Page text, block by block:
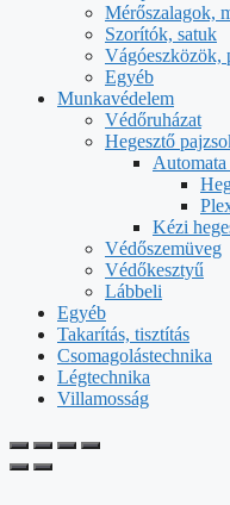
Mérőszalagok,
Szorítók, satuk
Vágóeszközök,
Egyéb
Munkavédelem
Védőruházat
Hegesztő
Automata
Kézi
Védőszemüveg
Védőkesztyű
Lábbeli
Egyéb
Takarítás, tisztítás
Csomagolástechnika
Légtechnika
Villamosság